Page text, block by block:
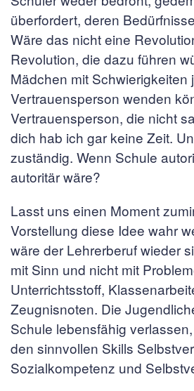
überfordert, deren
Wäre das nicht eine
Revolution, die dazu führen
Mädchen mit Schwierigkeiten
Vertrauensperson wenden
Vertrauensperson, die nicht
dich hab ich gar keine Zeit.
zuständig. Wenn Schule
autoritär wäre?
Lasst uns einen Moment
Vorstellung diese Idee wahr
wäre der Lehrerberuf wieder
mit Sinn und nicht mit
Unterrichtsstoff,
Zeugnisnoten. Die
Schule lebensfähig
den sinnvollen Skills
Sozialkompetenz und